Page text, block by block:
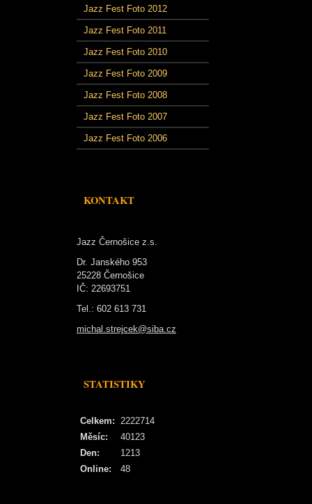
Jazz Fest Foto 2012
Jazz Fest Foto 2011
Jazz Fest Foto 2010
Jazz Fest Foto 2009
Jazz Fest Foto 2008
Jazz Fest Foto 2007
Jazz Fest Foto 2006
KONTAKT
Jazz Černošice z.s.
Dr. Janského 953
25228 Černošice
IČ: 22693751
Tel.: 602 613 731
michal.strejcek@siba.cz
STATISTIKY
Online: 48
Celkem: 2222714
Měsíc:
40123
Den:
1213